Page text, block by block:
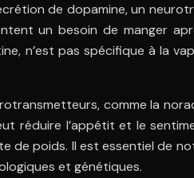
de dopamine, un
un besoin de manger
n’est pas spécifique à la
comme la
réduire l’appétit et le
de poids. Il est essentiel de
et génétiques.